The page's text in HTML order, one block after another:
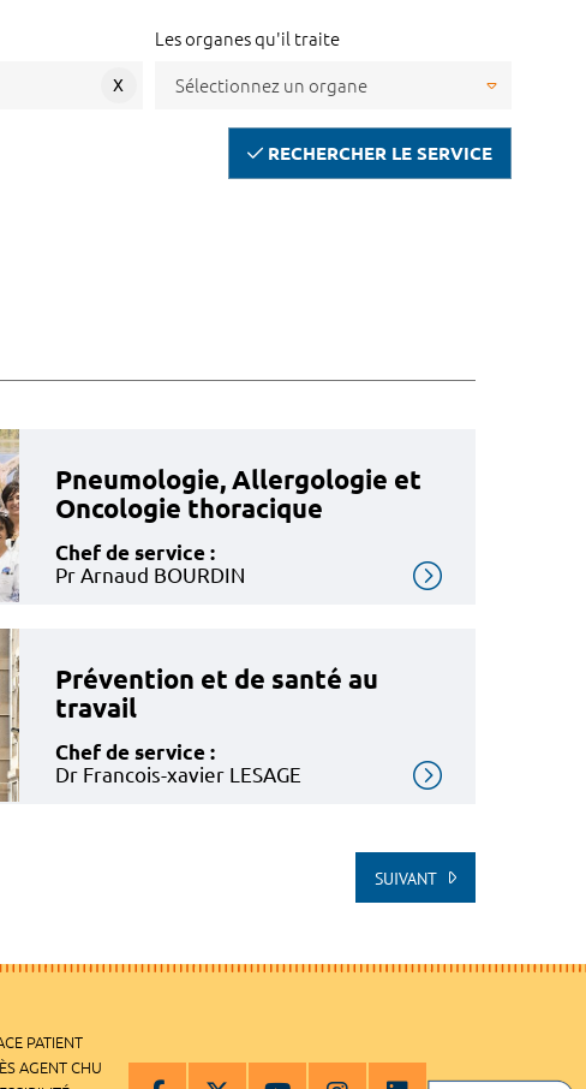
X
Les organes qu'il traite
RECHERCHER LE SERVICE
Pneumologie, Allergologie et
Oncologie thoracique
Chef de service :
Pr Arnaud BOURDIN
Prévention et de santé au
travail
Chef de service :
Dr Francois-xavier LESAGE
SUIVANT
PATIENT
AGENT CHU